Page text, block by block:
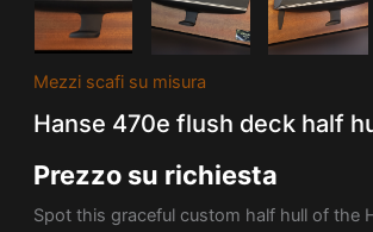
Mezzi scafi su misura
Hanse 470e flush deck half
Prezzo su richiesta
Spot this graceful custom half hull of the